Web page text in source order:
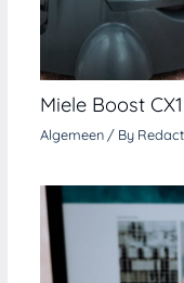
Miele Boost
Algemeen/ By